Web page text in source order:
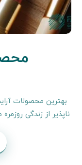
بهترین محصولات
ناپذیر از زندگی